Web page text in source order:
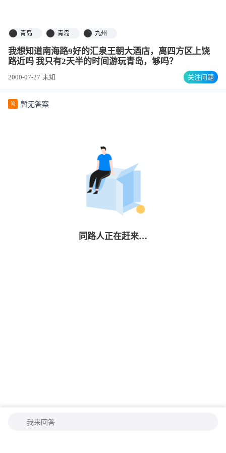
青岛 青岛 九州
我想知道南海路9好的汇泉王朝大酒店，离四方区上饶
路近吗 我只有2天半的时间游玩青岛，够吗？
2000-07-27 未知 关注问题
答 暂无答案
同路人正在赶来…